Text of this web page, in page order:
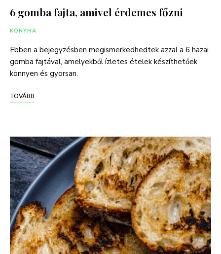
6 gomba fajta, amivel érdemes főzni
KONYHA
Ebben a bejegyzésben megismerkedhedtek azzal a 6 hazai
gomba fajtával, amelyekből ízletes ételek készíthetőek
könnyen és gyorsan.
TOVÁBB